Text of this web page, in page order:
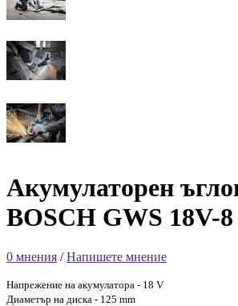
Акумулаторен
BOSCH GWS 18V-8
0 мнения /Напишете мнение
Напрежение на акумулатора - 18 V
Диаметър на диска - 125 mm